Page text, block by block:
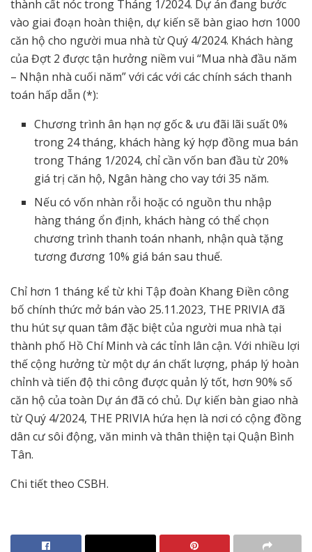
thành cất nóc trong Tháng 1/2024. Dự án đang bước
vào giai đoạn hoàn thiện, dự kiến sẽ bàn giao hơn 1000
căn hộ cho người mua nhà từ Quý 4/2024. Khách hàng
của Đợt 2 được tận hưởng niềm vui “Mua nhà đầu năm
– Nhận nhà cuối năm” với các với các chính sách thanh
toán hấp dẫn (*):
Chương trình ân hạn nợ gốc & ưu đãi lãi suất 0%
trong 24 tháng, khách hàng ký hợp đồng mua bán
trong Tháng 1/2024, chỉ cần vốn ban đầu từ 20%
giá trị căn hộ, Ngân hàng cho vay tới 35 năm.
Nếu có vốn nhàn rỗi hoặc có nguồn thu nhập
hàng tháng ổn định, khách hàng có thể chọn
chương trình thanh toán nhanh, nhận quà tặng
tương đương 10% giá bán sau thuế.
Chỉ hơn 1 tháng kể từ khi Tập đoàn Khang Điền công
bố chính thức mở bán vào 25.11.2023, THE PRIVIA đã
thu hút sự quan tâm đặc biệt của người mua nhà tại
thành phố Hồ Chí Minh và các tỉnh lân cận. Với nhiều lợi
thế cộng hưởng từ một dự án chất lượng, pháp lý hoàn
chỉnh và tiến độ thi công được quản lý tốt, hơn 90% số
căn hộ của toàn Dự án đã có chủ. Dự kiến bàn giao nhà
từ Quý 4/2024, THE PRIVIA hứa hẹn là nơi có cộng đồng
dân cư sôi động, văn minh và thân thiện tại Quận Bình
Tân.
Chi tiết theo CSBH.